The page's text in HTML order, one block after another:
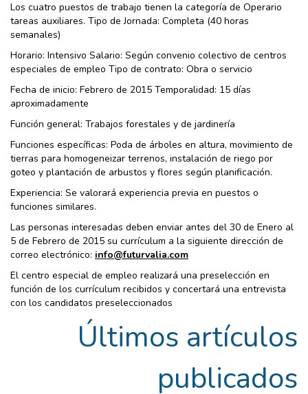
Los cuatro puestos de trabajo tienen la categoría de Operario
tareas auxiliares. Tipo de Jornada: Completa (40 horas
semanales)
Horario: Intensivo Salario: Según convenio colectivo de centros
especiales de empleo Tipo de contrato: Obra o servicio
Fecha de inicio: Febrero de 2015 Temporalidad: 15 días
aproximadamente
Función general: Trabajos forestales y de jardinería
Funciones específicas: Poda de árboles en altura, movimiento de
tierras para homogeneizar terrenos, instalación de riego por
goteo y plantación de arbustos y flores según planificación.
Experiencia: Se valorará experiencia previa en puestos o
funciones similares.
Las personas interesadas deben enviar antes del 30 de Enero al
5 de Febrero de 2015 su currículum a la siguiente dirección de
correo electrónico: info@futurvalia.com
El centro especial de empleo realizará una preselección en
función de los currículum recibidos y concertará una entrevista
con los candidatos preseleccionados
Últimos artículos
publicados